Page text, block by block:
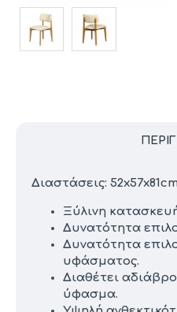
Διαστάσεις:
Ξύλινη
Δυνατότητα
Δυνατότητα
υφάσματος.
Διαθέτει
ύφασμα.